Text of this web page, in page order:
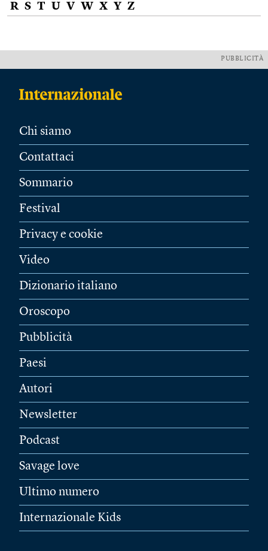
R S T U V W X Y Z
PUBBLICITÀ
Chi siamo
Contattaci
Sommario
Festival
Privacy e cookie
Video
Dizionario italiano
Oroscopo
Pubblicità
Paesi
Autori
Newsletter
Podcast
Savage love
Ultimo numero
Internazionale Kids